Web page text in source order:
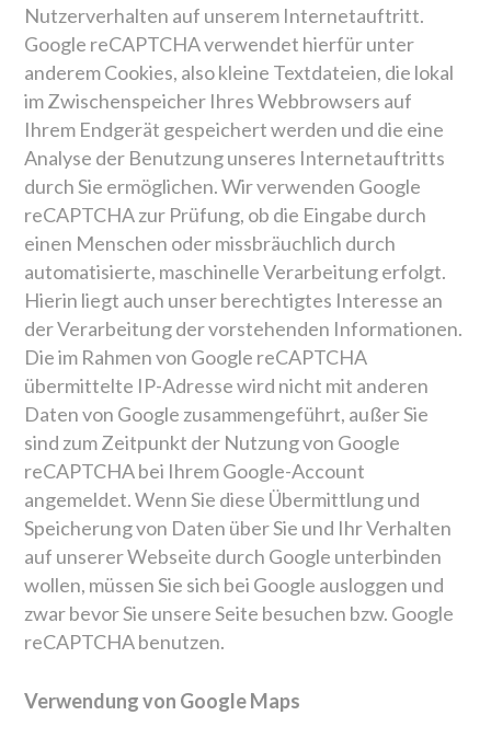
Nutzerverhalten auf unserem Internetauftritt.
Google reCAPTCHA verwendet hierfür unter
anderem Cookies, also kleine Textdateien, die lokal
im Zwischenspeicher Ihres Webbrowsers auf
Ihrem Endgerät gespeichert werden und die eine
Analyse der Benutzung unseres Internetauftritts
durch Sie ermöglichen. Wir verwenden Google
reCAPTCHA zur Prüfung, ob die Eingabe durch
einen Menschen oder missbräuchlich durch
automatisierte, maschinelle Verarbeitung erfolgt.
Hierin liegt auch unser berechtigtes Interesse an
der Verarbeitung der vorstehenden Informationen.
Die im Rahmen von Google reCAPTCHA
übermittelte IP-Adresse wird nicht mit anderen
Daten von Google zusammengeführt, außer Sie
sind zum Zeitpunkt der Nutzung von Google
reCAPTCHA bei Ihrem Google-Account
angemeldet. Wenn Sie diese Übermittlung und
Speicherung von Daten über Sie und Ihr Verhalten
auf unserer Webseite durch Google unterbinden
wollen, müssen Sie sich bei Google ausloggen und
zwar bevor Sie unsere Seite besuchen bzw. Google
reCAPTCHA benutzen.
Verwendung von Google Maps